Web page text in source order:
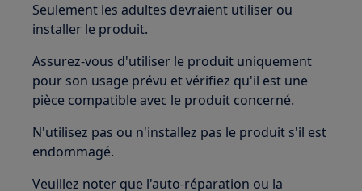
Seulement les adultes devraient utiliser ou
installer le produit.
Assurez-vous d'utiliser le produit uniquement
pour son usage prévu et vérifiez qu'il est une
pièce compatible avec le produit concerné.
N'utilisez pas ou n'installez pas le produit s'il est
endommagé.
Veuillez noter que l'auto-réparation ou la